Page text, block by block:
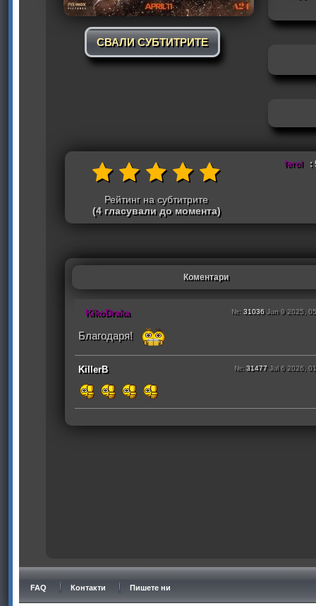
СВАЛИ СУБТИТРИТЕ
Рейтинг на субтитрите
(4 гласували до момента)
ferol :
Коментари
KikoDraka №:31036Jun 9 2025,
Благодаря!
KillerB №:31477Jul 6 2026,
FAQ Контакти Пишете ни